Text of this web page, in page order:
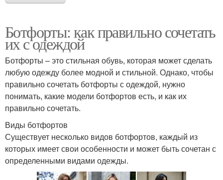
Ботфорты: как правильно сочетать
их с одеждой
Ботфорты – это стильная обувь, которая может сделать
любую одежду более модной и стильной. Однако, чтобы
правильно сочетать ботфорты с одеждой, нужно
понимать, какие модели ботфортов есть, и как их
правильно сочетать.
Виды ботфортов
Существует несколько видов ботфортов, каждый из
которых имеет свои особенности и может быть сочетан с
определенными видами одежды.